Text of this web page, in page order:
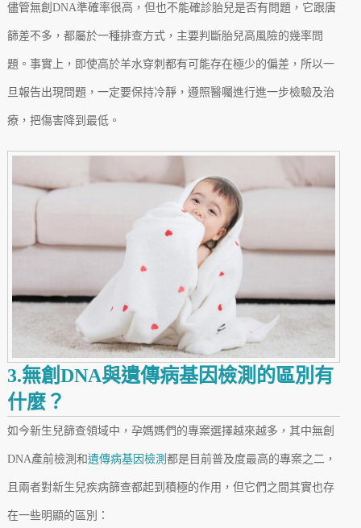
儘管無創DNA準確率很高，但也不能確診胎兒是否有問題，它跟唐
篩差不多，都屬於一種排查方式，主要判斷胎兒高風險的幾率問
題。事實上，即使高於羊水穿刺都有可能存在極少的偏差，所以一
旦報告出現問題，一定要保持冷靜，遵照醫囑進行進一步檢驗及治
療，把傷害降到最低。
3.無創DNA與遺傳病基因檢測的區別有
什麼？
如今新生兒篩查領域中，孕媽媽們的專案選擇越來越多，其中無創
DNA產前檢測和遺傳病基因檢測 都是目前普及度最高的專案之二，
且兩者對新生兒疾病篩查都起到積極的作用，但它們之間其實也存
在一些明顯的區別：